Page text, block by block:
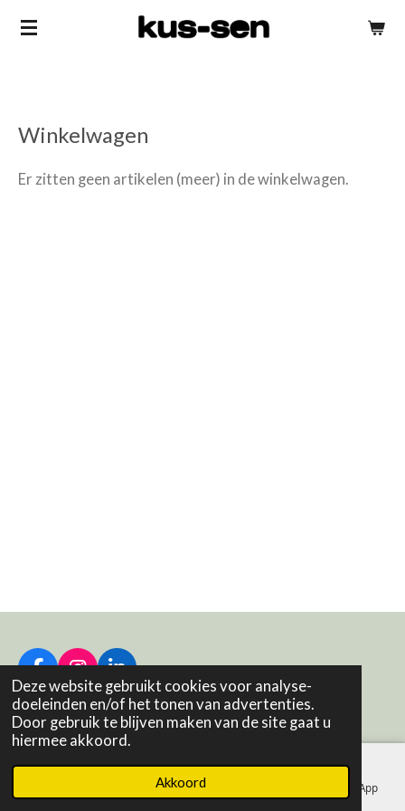
Deze website gebruikt cookies voor analyse-
doeleinden en/of het tonen van advertenties.
Door gebruik te blijven maken van de site gaat u
hiermee akkoord.
Akkoord
Ga
hoofdinhoud
Winkelwagen
Er zitten geen artikelen (meer) in de winkelwagen.
a
c
e
b
o
k
n
s
t
a
g
a
L
i
n
k
e
d
n
© 2018 - 2026 KUS-SEN
Telefoonnummer WhatsApp